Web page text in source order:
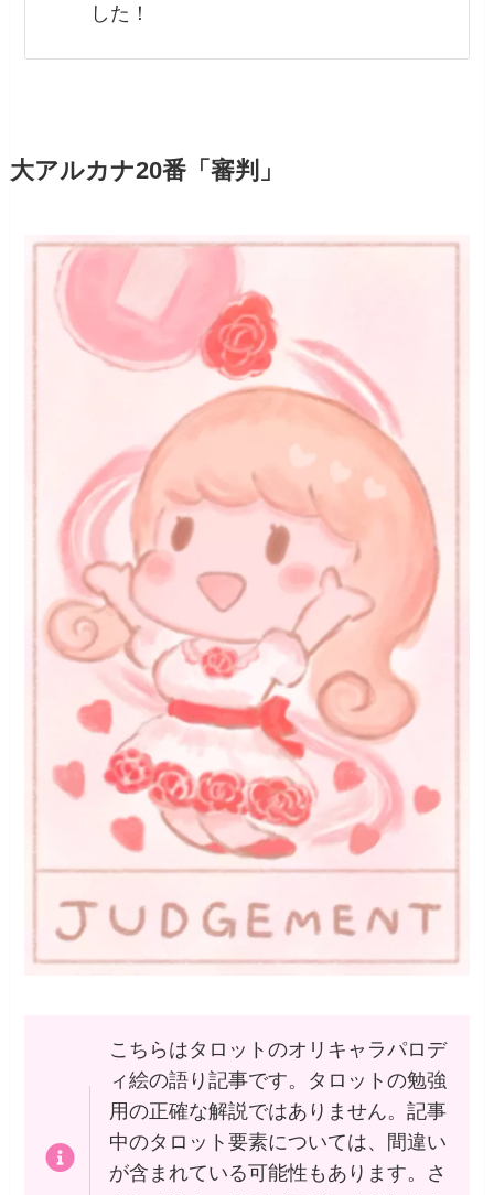
した！
大アルカナ20番「審判」
こちらはタロットのオリキャラパロデ
ィ絵の語り記事です。タロットの勉強
用の正確な解説ではありません。記事
中のタロット要素については、間違い
が含まれている可能性もあります。さ